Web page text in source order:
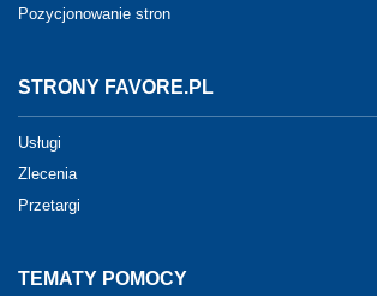
Pozycjonowanie stron
STRONY FAVORE.PL
Usługi
Zlecenia
Przetargi
TEMATY POMOCY